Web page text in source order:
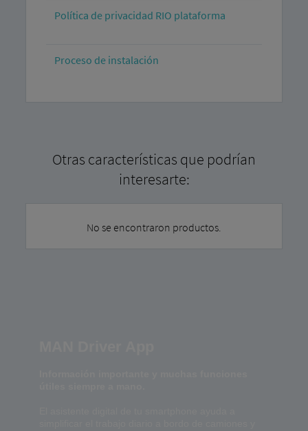
Política de privacidad RIO plataforma
Proceso de instalación
Otras características que podrían
interesarte:
No se encontraron productos.